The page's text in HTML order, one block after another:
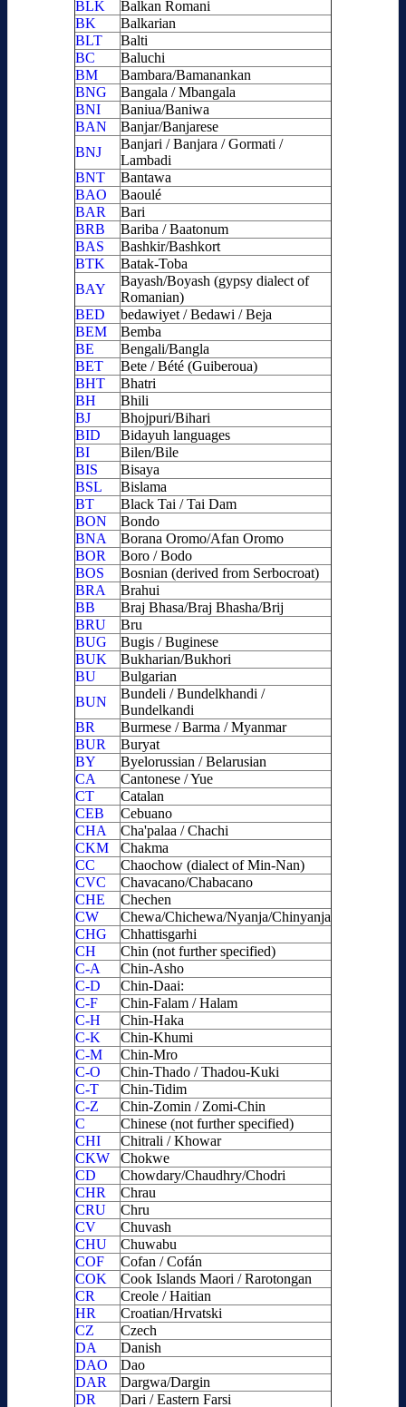
BLK
Balkan Romani
BK
Balkarian
BLT
Balti
BC
Baluchi
BM
Bambara/Bamanankan
BNG
Bangala / Mbangala
BNI
Baniua/Baniwa
BAN
Banjar/Banjarese
BNJ
Banjari / Banjara / Gormati /
Lambadi
BNT
Bantawa
BAO
Baoulé
BAR
Bari
BRB
Bariba / Baatonum
BAS
Bashkir/Bashkort
BTK
Batak-Toba
BAY
Bayash/Boyash (gypsy dialect of
Romanian)
BED
bedawiyet / Bedawi / Beja
BEM
Bemba
BE
Bengali/Bangla
BET
Bete / Bété (Guiberoua)
BHT
Bhatri
BH
Bhili
BJ
Bhojpuri/Bihari
BID
Bidayuh languages
BI
Bilen/Bile
BIS
Bisaya
BSL
Bislama
BT
Black Tai / Tai Dam
BON
Bondo
BNA
Borana Oromo/Afan Oromo
BOR
Boro / Bodo
BOS
Bosnian (derived from Serbocroat)
BRA
Brahui
BB
Braj Bhasa/Braj Bhasha/Brij
BRU
Bru
BUG
Bugis / Buginese
BUK
Bukharian/Bukhori
BU
Bulgarian
BUN
Bundeli / Bundelkhandi /
Bundelkandi
BR
Burmese / Barma / Myanmar
BUR
Buryat
BY
Byelorussian / Belarusian
CA
Cantonese / Yue
CT
Catalan
CEB
Cebuano
CHA
Cha'palaa / Chachi
CKM
Chakma
CC
Chaochow (dialect of Min-Nan)
CVC
Chavacano/Chabacano
CHE
Chechen
CW
Chewa/Chichewa/Nyanja/Chinyanja
CHG
Chhattisgarhi
CH
Chin (not further specified)
C-A
Chin-Asho
C-D
Chin-Daai:
C-F
Chin-Falam / Halam
C-H
Chin-Haka
C-K
Chin-Khumi
C-M
Chin-Mro
C-O
Chin-Thado / Thadou-Kuki
C-T
Chin-Tidim
C-Z
Chin-Zomin / Zomi-Chin
C
Chinese (not further specified)
CHI
Chitrali / Khowar
CKW
Chokwe
CD
Chowdary/Chaudhry/Chodri
CHR
Chrau
CRU
Chru
CV
Chuvash
CHU
Chuwabu
COF
Cofan / Cofán
COK
Cook Islands Maori / Rarotongan
CR
Creole / Haitian
HR
Croatian/Hrvatski
CZ
Czech
DA
Danish
DAO
Dao
DAR
Dargwa/Dargin
DR
Dari / Eastern Farsi